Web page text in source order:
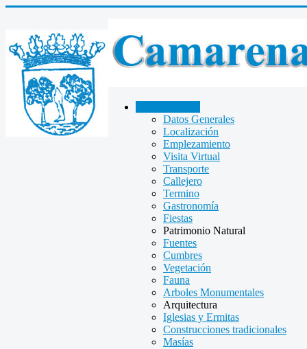
Datos Generales
Localización
Emplezamiento
Visita Virtual
Transporte
Callejero
Termino
Gastronomía
Fiestas
Patrimonio Natural
Fuentes
Cumbres
Vegetación
Fauna
Arboles Monumentales
Arquitectura
Iglesias y Ermitas
Construcciones tradicionales
Masías